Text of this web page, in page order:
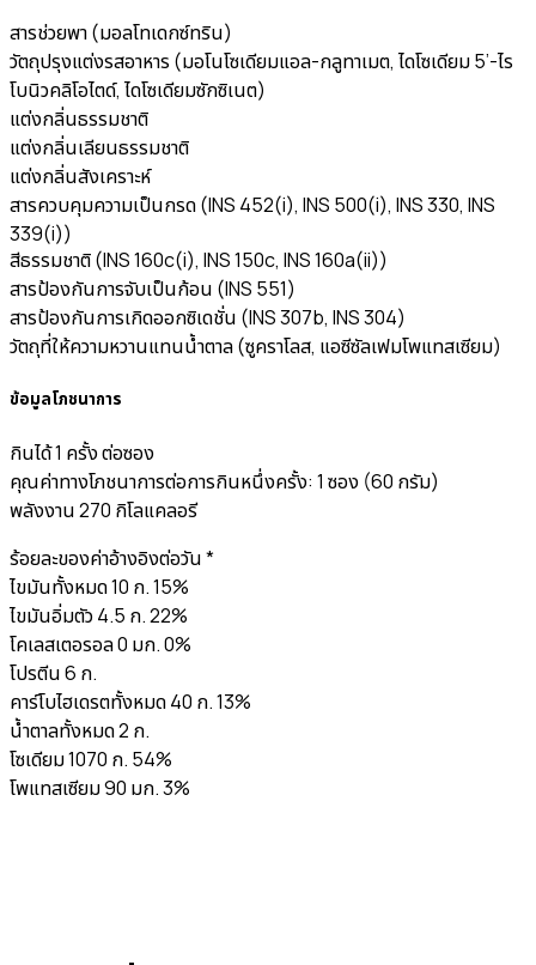
สารช่วยพา (มอลโทเดกซ์ทริน)
วัตถุปรุงแต่งรสอาหาร (มอโนโซเดียมแอล-กลูทาเมต, ไดโซเดียม 5’-ไร
โบนิวคลิโอไตด์, ไดโซเดียมซักซิเนต)
แต่งกลิ่นธรรมชาติ
แต่งกลิ่นเลียนธรรมชาติ
แต่งกลิ่นสังเคราะห์
สารควบคุมความเป็นกรด (INS 452(i), INS 500(i), INS 330, INS
339(i))
สีธรรมชาติ (INS 160c(i), INS 150c, INS 160a(ii))
สารป้องกันการจับเป็นก้อน (INS 551)
สารป้องกันการเกิดออกซิเดชั่น (INS 307b, INS 304)
วัตถุที่ให้ความหวานแทนน้ำตาล (ซูคราโลส, แอซีซัลเฟมโพแทสเซียม)
ข้อมูลโภชนาการ
กินได้ 1 ครั้ง ต่อซอง
คุณค่าทางโภชนาการต่อการกินหนึ่งครั้ง: 1 ซอง (60 กรัม)
พลังงาน 270 กิโลแคลอรี
ร้อยละของค่าอ้างอิงต่อวัน *
ไขมันทั้งหมด 10 ก. 15%
ไขมันอิ่มตัว 4.5 ก. 22%
โคเลสเตอรอล 0 มก. 0%
โปรตีน 6 ก.
คาร์โบไฮเดรตทั้งหมด 40 ก. 13%
น้ำตาลทั้งหมด 2 ก.
โซเดียม 1070 ก. 54%
โพแทสเซียม 90 มก. 3%